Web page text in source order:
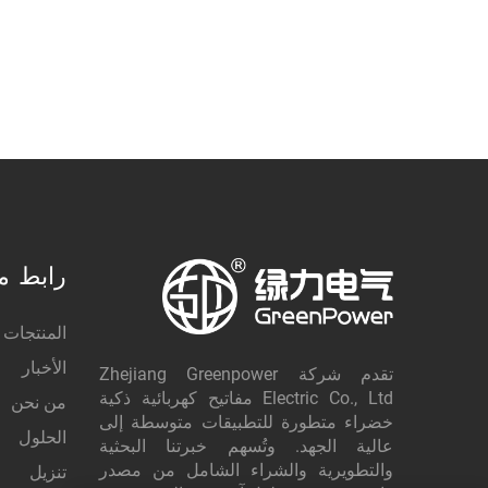
تقدم شركة Zhejiang Greenpower
Electric Co., Ltd مفاتيح كهربائية ذكية
خضراء متطورة للتطبيقات متوسطة إلى
عالية الجهد. وتُسهم خبرتنا البحثية
والتطويرية والشراء الشامل من مصدر
رابط
المنتجات
الأخبار
من نحن
الحلول
تنزيل